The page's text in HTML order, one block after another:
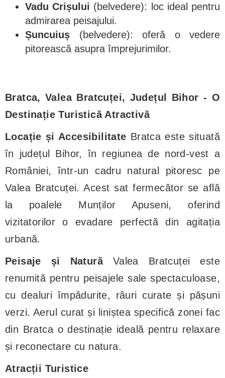
Vadu Crișului (belvedere): loc ideal pentru
admirarea peisajului.
Șuncuiuș (belvedere): oferă o vedere
pitorească asupra împrejurimilor.
Bratca, Valea Bratcuței, Județul Bihor - O
Destinație Turistică Atractivă
Locație și Accesibilitate Bratca este situată
în județul Bihor, în regiunea de nord-vest a
României, într-un cadru natural pitoresc pe
Valea Bratcuței. Acest sat fermecător se află
la poalele Munților Apuseni, oferind
vizitatorilor o evadare perfectă din agitația
urbană.
Peisaje și NaturăValea Bratcuței este
renumită pentru peisajele sale spectaculoase,
cu dealuri împădurite, râuri curate și pășuni
verzi. Aerul curat și liniștea specifică zonei fac
din Bratca o destinație ideală pentru relaxare
și reconectare cu natura.
Atracții Turistice